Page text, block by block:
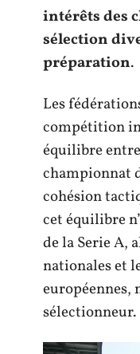
intérêts des
sélection
préparation.
Les
compétition
équilibre
championnat
cohésion
cet équilibre
de la Serie A,
nationales et
européennes,
sélectionneur.